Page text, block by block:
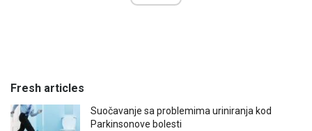
Fresh articles
Suočavanje sa problemima uriniranja kod
Parkinsonove bolesti